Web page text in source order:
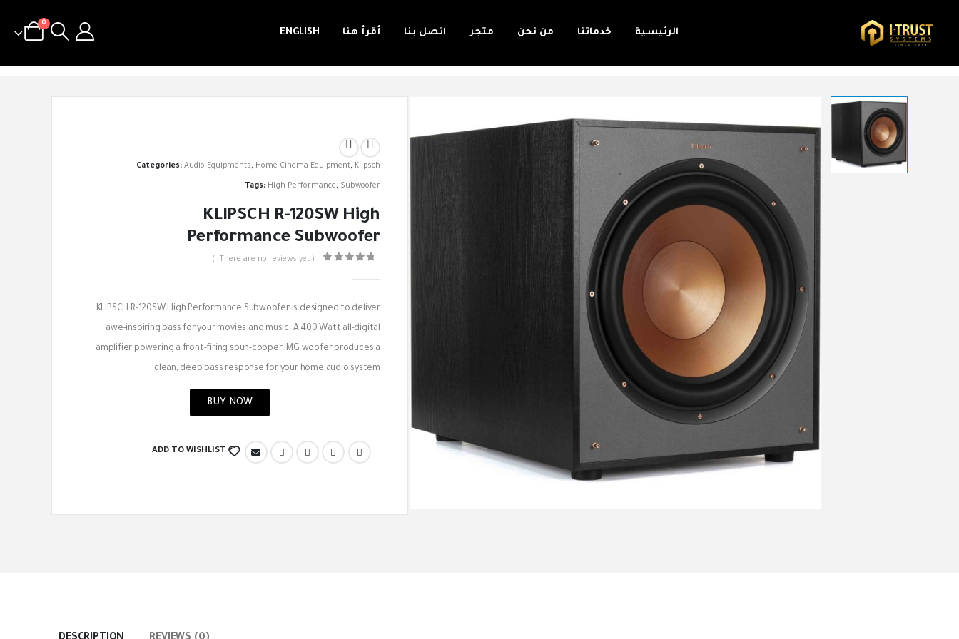
الرئيسية خدماتنا من نحن متجر اتصل بنا أقرأ هنا ENGLISH
0
Categories:Audio Equipments, Home Cinema Equipment, Klipsch
Tags: High Performance, Subwoofer
KLIPSCH R-120SW High
Performance Subwoofer
( There are no reviews yet. )
KLIPSCH R-120SW High Performance Subwoofer is designed to deliver
awe-inspiring bass for your movies and music. A 400 Watt all-digital
amplifier powering a front-firing spun-copper IMG woofer produces a
clean, deep bass response for your home audio system.
BUY NOW
ADD TO WISHLIST